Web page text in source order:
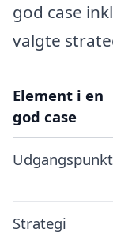
god case
valgte
Element i en
god case
Udgangspunkt
Strategi